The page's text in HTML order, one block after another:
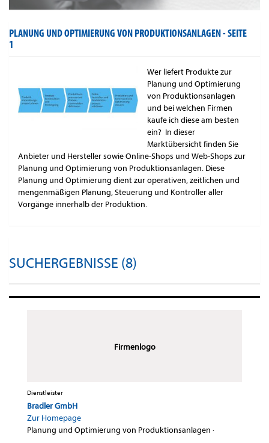
PLANUNG UND OPTIMIERUNG VON PRODUKTIONSANLAGEN -SEITE
1
Wer liefert Produkte zur
Planung und Optimierung
von Produktionsanlagen
und bei welchen Firmen
kaufe ich diese am besten
ein? In dieser
Marktübersicht finden Sie
Anbieter und Hersteller sowie Online-Shops und Web-Shops zur
Planung und Optimierung von Produktionsanlagen. Diese
Planung und Optimierung dient zur operativen, zeitlichen und
mengenmäßigen Planung, Steuerung und Kontroller aller
Vorgänge innerhalb der Produktion.
SUCHERGEBNISSE (8)
Firmenlogo
Dienstleister
Bradler GmbH
Zur Homepage
Planung und Optimierung von Produktionsanlagen ·